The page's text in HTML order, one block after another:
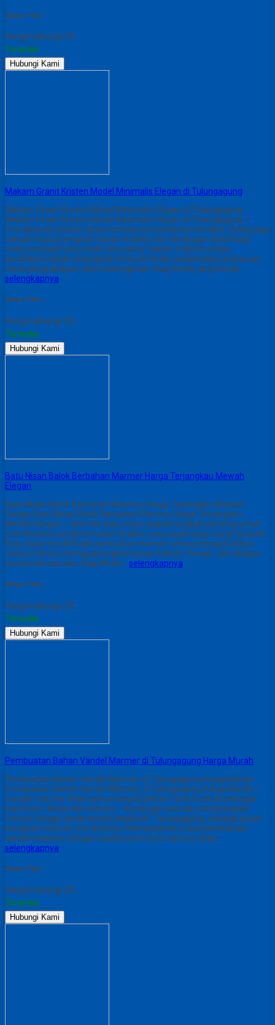
Share This :
Harga Hubungi CS
Tersedia
Hubungi Kami
Makam Granit Kristen Model Minimalis Elegan di Tulungagung
Makam Granit Kristen Model Minimalis Elegan di Tulungagung
Makam Granit Kristen Model Minimalis Elegan di Tulungagung –
Pemakaman bukan hanya tempat peristirahatan terakhir, tetapi juga
sebuah wujud penghormatan terakhir dan kenangan abadi bagi
orang terkasih yang telah berpulang. Dalam tradisi kristiani,
penataan makam seringkali mencerminkan kedamaian, ketulusan,
serta pengharapan akan kebangkitan. Bagi Anda yang berda…
selengkapnya
Share This :
Harga Hubungi CS
Tersedia
Hubungi Kami
Batu Nisan Balok Berbahan Marmer Harga Terjangkau Mewah
Elegan
Batu Nisan Balok Berbahan Marmer Harga Terjangkau Mewah
Elegan Batu Nisan Balok Berbahan Marmer Harga Terjangkau
Mewah Elegan – Memilih batu nisan adalah langkah penting untuk
memberikan penghormatan terakhir yang layak bagi orang terkasih.
Batu nisan model balok berbahan marmer sering menjadi pilihan
utama. Karena menggabungkan kesan kokoh, mewah, dan elegan
secara bersamaan. Bagi Anda… selengkapnya
Share This :
Harga Hubungi CS
Tersedia
Hubungi Kami
Pembuatan Bahan Vandel Marmer di Tulungagung Harga Murah
Pembuatan Bahan Vandel Marmer di Tulungagung Harga Murah
Pembuatan Bahan Vandel Marmer di Tulungagung Harga Murah –
Vandel marmer telah lama menjadi pilihan favorit untuk berbagai
keperluan. Mulai dari kenang – kenangan wisuda, penghargaan
formal, hingga cinderamata eksklusif. Tulungagung, sebagai pusat
kerajinan marmer di Indonesia. Menawarkan solusi pembuatan
vandel marmer dengan kualitas premium namun tetap…
selengkapnya
Share This :
Harga Hubungi CS
Tersedia
Hubungi Kami